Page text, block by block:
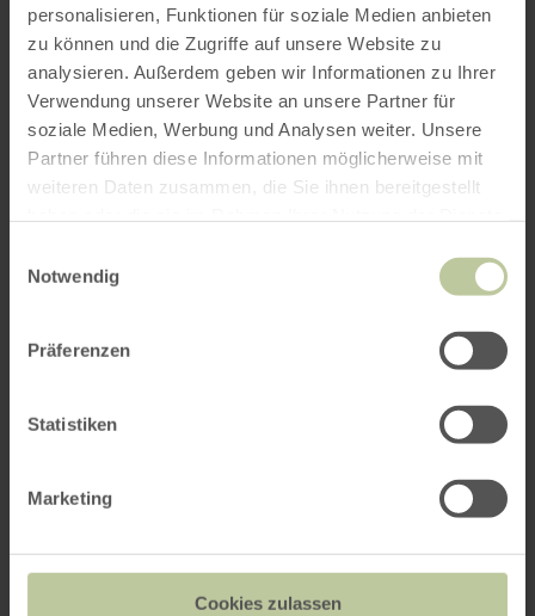
personalisieren, Funktionen für soziale Medien anbieten
zu können und die Zugriffe auf unsere Website zu
analysieren. Außerdem geben wir Informationen zu Ihrer
Verwendung unserer Website an unsere Partner für
soziale Medien, Werbung und Analysen weiter. Unsere
Partner führen diese Informationen möglicherweise mit
weiteren Daten zusammen, die Sie ihnen bereitgestellt
Notwendig
Präferenzen
Statistiken
Marketing
Cookies zulassen
ROUTE PLANEN
Das könnte Sie auch